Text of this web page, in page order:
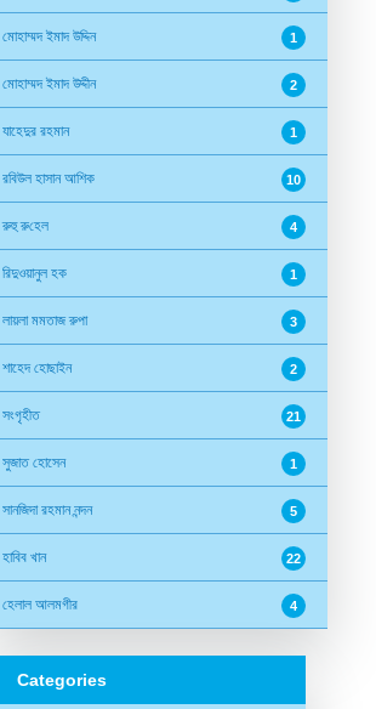
মোহাম্মদ ইমাদ উদ্দিন 1
মোহাম্মদ ইমাদ উদ্দীন 2
যাহেদুর রহমান 1
রবিউল হাসান আশিক 10
রুহু রু‌হেল 4
রিদুওয়ানুল হক 1
লায়লা মমতাজ রুপা 3
শাহেদ হোছাইন 2
সংগৃহীত 21
সুজাত হোসেন 1
সানজিদা রহমান নন্দন 5
হাবিব খান 22
হেলাল আলমগীর 4
Categories